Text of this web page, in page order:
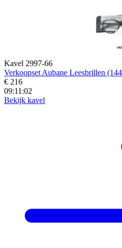
Kavel 2997-66
Verkoopset Aubane Leesbrillen
€ 216
09:11:00
Bekijk kavel